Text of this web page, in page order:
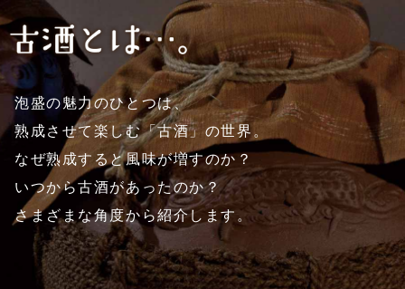
泡盛の魅力のひとつは、
熟成させて楽しむ「古酒」の世界。
なぜ熟成すると風味が増すのか？
いつから古酒があったのか？
さまざまな角度から紹介します。